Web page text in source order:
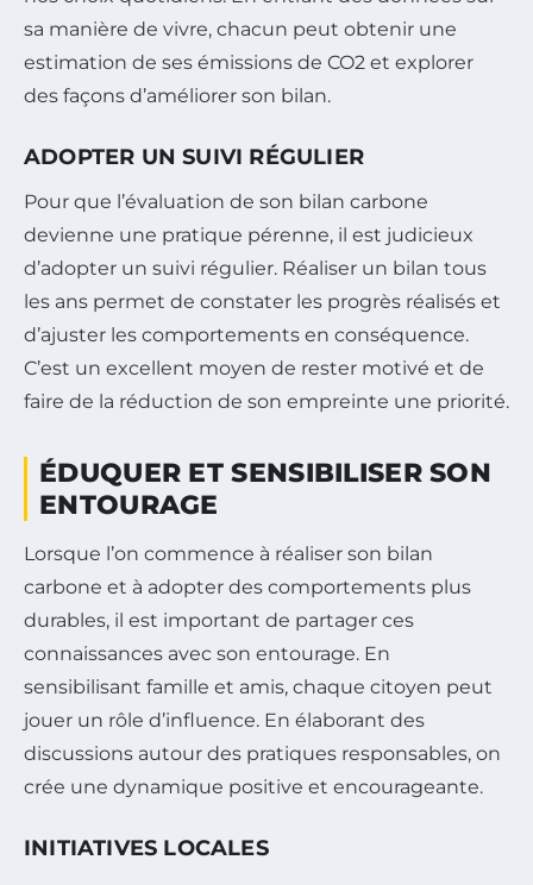
sa manière de vivre, chacun peut obtenir une
estimation de ses émissions de CO2 et explorer
des façons d’améliorer son bilan.
ADOPTER UN SUIVI RÉGULIER
Pour que l’évaluation de son bilan carbone
devienne une pratique pérenne, il est judicieux
d’adopter un suivi régulier. Réaliser un bilan tous
les ans permet de constater les progrès réalisés et
d’ajuster les comportements en conséquence.
C’est un excellent moyen de rester motivé et de
faire de la réduction de son empreinte une priorité.
ÉDUQUER ET SENSIBILISER SON
ENTOURAGE
Lorsque l’on commence à réaliser son bilan
carbone et à adopter des comportements plus
durables, il est important de partager ces
connaissances avec son entourage. En
sensibilisant famille et amis, chaque citoyen peut
jouer un rôle d’influence. En élaborant des
discussions autour des pratiques responsables, on
crée une dynamique positive et encourageante.
INITIATIVES LOCALES